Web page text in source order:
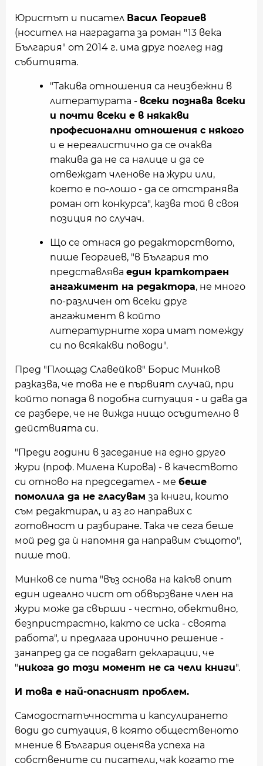
Юристът и писател Васил Георгиев
(носител на наградата за роман "13 века
България" от 2014 г. има друг поглед над
събитията.
"Такива отношения са неизбежни в
литературата - всеки познава всеки
и почти всеки е в някакви
професионални отношения с някого
и е нереалистично да се очаква
такива да не са налице и да се
отвеждат членове на жури или,
което е по-лошо - да се отстранява
роман от конкурса", казва той в своя
позиция по случач.
Що се отнася до редакторството,
пише Георгиев, "в България то
представлява един краткотраен
ангажимент на редактора, не много
по-различен от всеки друг
ангажимент в който
литературните хора имат помежду
си по всякакви поводи".
Пред "Площад Славейков" Борис Минков
разказва, че това не е първият случай, при
който попада в подобна ситуация - и дава да
се разбере, че не вижда нищо осъдително в
действията си.
"Преди години в заседание на едно друго
жури (проф. Милена Кирова) - в качеството
си отново на председател - ме беше
помолила да не гласувам за книги, които
съм редактирал, и аз го направих с
готовност и разбиране. Така че сега беше
мой ред да ѝ напомня да направим същото",
пише той.
Минков се пита "въз основа на какъв опит
един идеално чист от обвързване член на
жури може да свърши - честно, обективно,
безпристрастно, както се иска - своята
работа", и предлага иронично решение -
занапред да се подават декларации, че
"никога до този момент не са чели книги".
И това е най-опасният проблем.
Самодостатъчността и капсулирането
води до ситуация, в която общественото
мнение в България оценява успеха на
собствените си писатели, чак когато те